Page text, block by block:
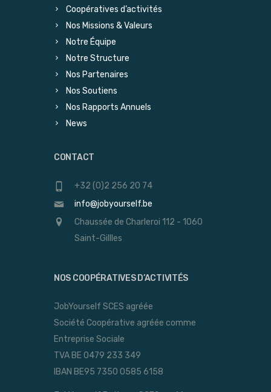
Coopératives d’activités
Nos Missions & Valeurs
Notre Équipe
Notre Structure
Nos Partenaires
Nos Soutiens
Nos Rapports Annuels
News
CONTACT
+32 (0)2 256 20 74
info@jobyourself.be
Chaussée de Charleroi 112 - 1060
Saint-Gillles
NOS COOPÉRATIVES D’ACTIVITÉS
JobYourself SCES agréée
Société Coopérative agréée comme
Entreprise Sociale
TVA BE 0479 233 349
IBAN BE95 7350 0585 6158